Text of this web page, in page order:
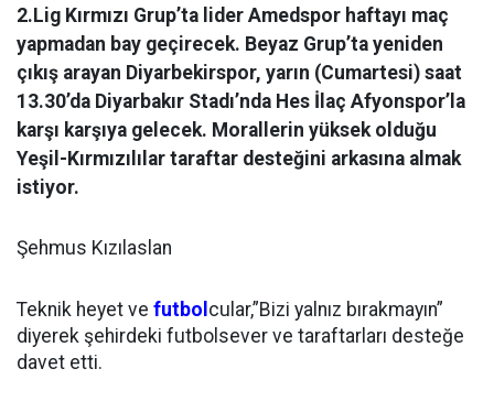
2.Lig Kırmızı Grup’ta lider Amedspor haftayı maç
yapmadan bay geçirecek. Beyaz Grup’ta yeniden
çıkış arayan Diyarbekirspor, yarın (Cumartesi) saat
13.30’da Diyarbakır Stadı’nda Hes İlaç Afyonspor’la
karşı karşıya gelecek. Morallerin yüksek olduğu
Yeşil-Kırmızılılar taraftar desteğini arkasına almak
istiyor.
Şehmus Kızılaslan
Teknik heyet ve futbol cular,”Bizi yalnız bırakmayın”
diyerek şehirdeki futbolsever ve taraftarları desteğe
davet etti.